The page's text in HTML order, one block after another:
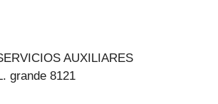
AUXILIARES
grande 8121